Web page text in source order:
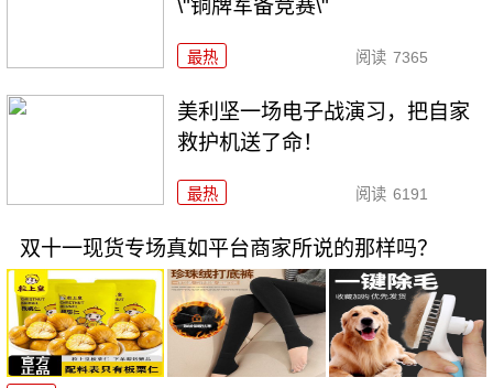
\"铜牌军备竞赛\"
最热 阅读 7365
美利坚一场电子战演习，把自家
救护机送了命！
最热 阅读 6191
双十一现货专场真如平台商家所说的那样吗？